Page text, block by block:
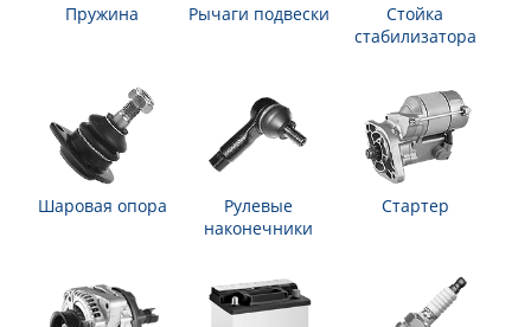
Пружина Рычаги подвески
Стойка
стабилизатора
Шаровая опора
Рулевые
наконечники
Стартер